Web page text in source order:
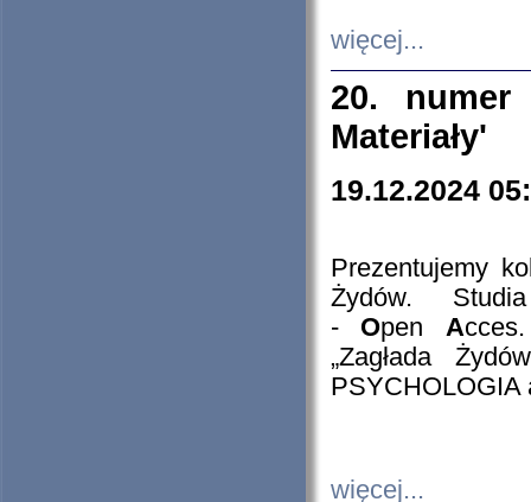
więcej...
20. numer
Materiały'
19.12.2024
Prezentujemy
Żydów.
- Open A
„Zagłada
PSYCHOLOGIA
więcej...